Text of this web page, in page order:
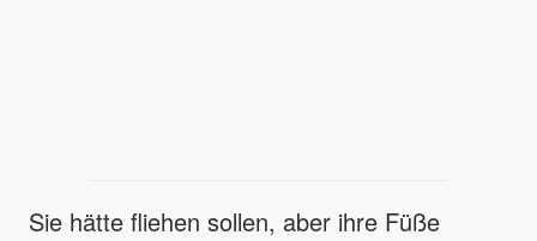
Sie hätte fliehen sollen, aber ihre Füße